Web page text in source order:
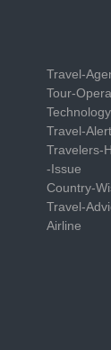
Travel-
Tour-
Technology
Travel-Alert
Travelers-
-Issue
Country-
Travel-
Airline